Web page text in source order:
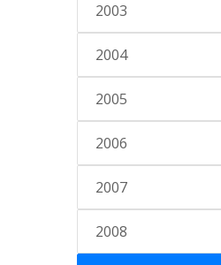
2003
2004
2005
2006
2007
2008